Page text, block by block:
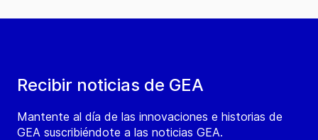
Recibir noticias de GEA
Mantente al día de las innovaciones e historias de
GEA suscribiéndote a las noticias GEA.